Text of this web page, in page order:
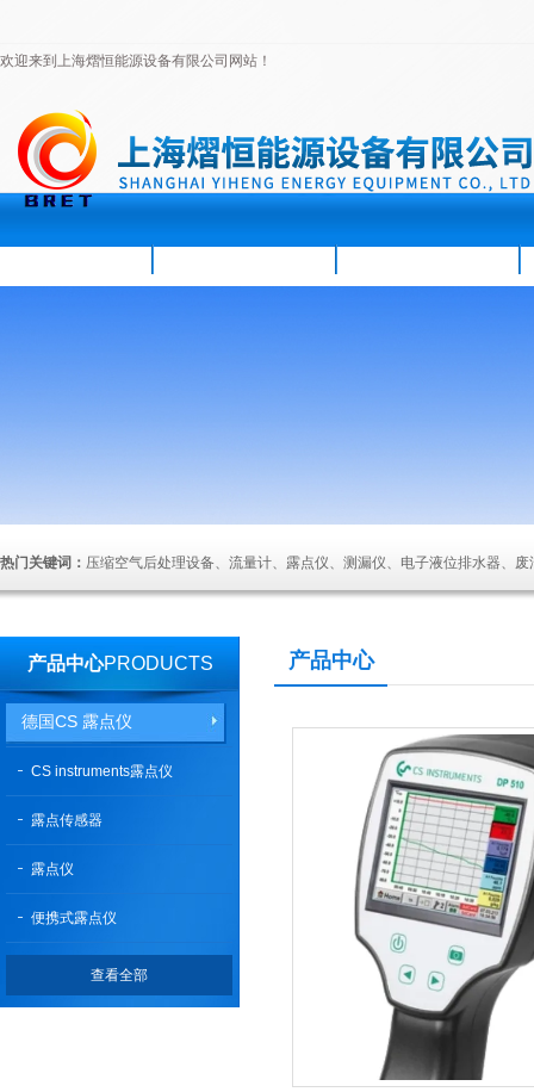
欢迎来到上海熠恒能源设备有限公司网站！
热门关键词： 压缩空气后处理设备、流量计、露点仪、测漏仪、电子液位排水器、
产品中心PRODUCTS
德国CS 露点仪
CS instruments露点仪
露点传感器
露点仪
便携式露点仪
查看全部
产品中心